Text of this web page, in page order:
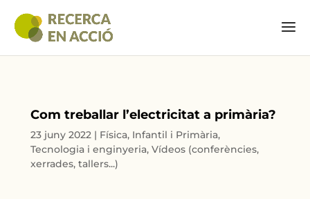
Com treballar l’electricitat a primària?
23 juny 2022 | Física, Infantil i Primària,
Tecnologia i enginyeria,Vídeos (conferències,
xerrades, tallers...)